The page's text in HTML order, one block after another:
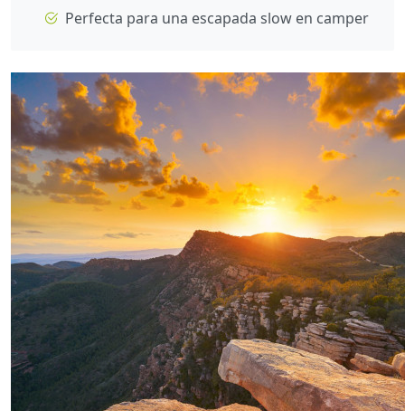
Perfecta para una escapada slow en camper